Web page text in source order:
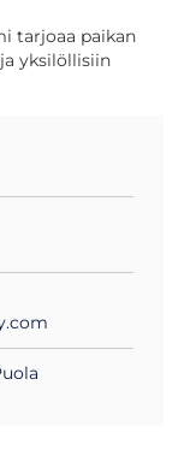
tarjoaa paikan
yksilöllisiin